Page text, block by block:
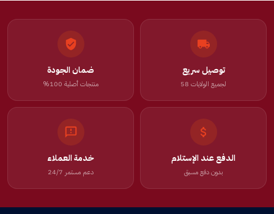
توصيل سريع
لجميع الولايات 58
ضمان الجودة
منتجات أصلية 100%
الدفع عند الإستلام
بدون دفع مسبق
خدمة العملاء
دعم مستمر 24/7